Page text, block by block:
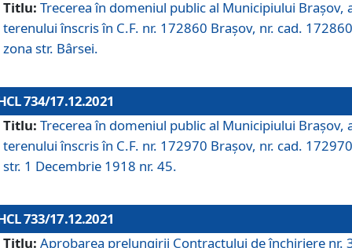
Titlu: Trecerea în domeniul public al Municipiului Braşov,
terenului înscris în C.F. nr. 172860 Brașov, nr. cad.
zona str. Bârsei.
734/17.12.2021
Titlu: Trecerea în domeniul public al Municipiului Braşov,
terenului înscris în C.F. nr. 172970 Brașov, nr. cad.
str. 1 Decembrie 1918 nr. 45.
733/17.12.2021
Titlu: Aprobarea prelungirii Contractului de închiriere nr.